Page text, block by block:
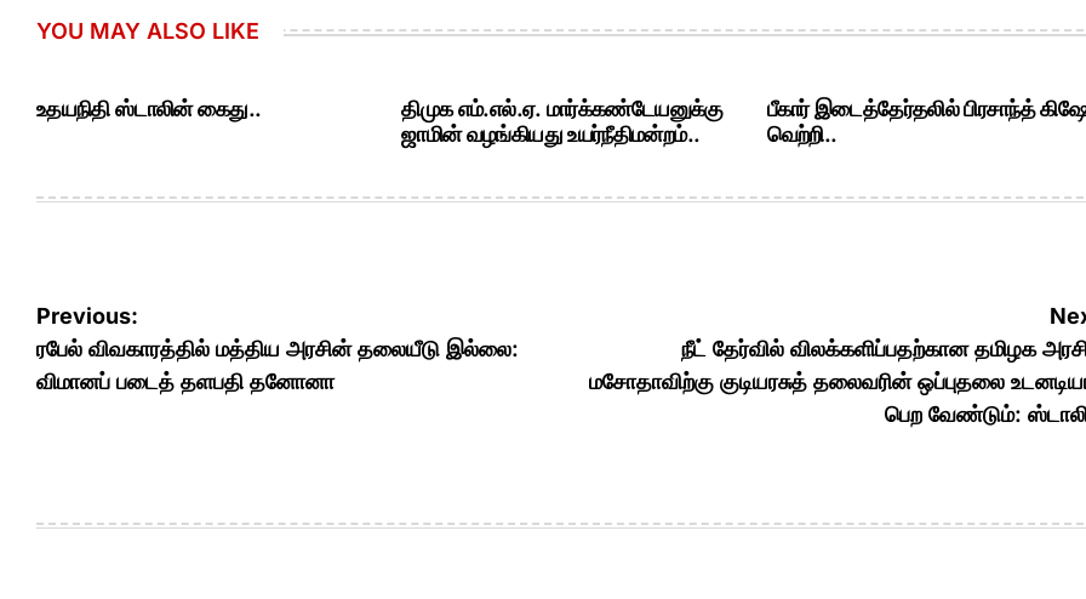
YOU MAY ALSO LIKE
உதயநிதி ஸ்டாலின் கைது..
திமுக எம்.எல்.ஏ. மார்க்கண்டேயனுக்கு
ஜாமின் வழங்கியது உயர்நீதிமன்றம்..
பீகார் இடைத்தேர்தலில் பிரசாந்த்
வெற்றி..
Post
navigation
Previous:
ரபேல் விவகாரத்தில் மத்திய அரசின் தலையீடு இல்லை:
விமானப் படைத் தளபதி தனோனா
நீட் தேர்வில் விலக்களிப்பதற்கான தமிழக
மசோதாவிற்கு குடியரசுத் தலைவரின் ஒப்புதலை
பெற வேண்டும்: